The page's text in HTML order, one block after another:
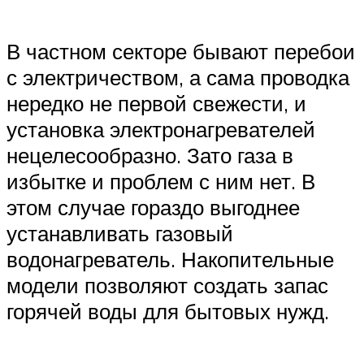
В частном секторе бывают перебои
с электричеством, а сама проводка
нередко не первой свежести, и
установка электронагревателей
нецелесообразно. Зато газа в
избытке и проблем с ним нет. В
этом случае гораздо выгоднее
устанавливать газовый
водонагреватель. Накопительные
модели позволяют создать запас
горячей воды для бытовых нужд.